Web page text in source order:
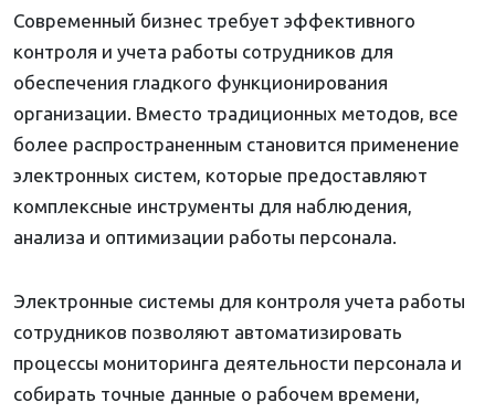
Современный бизнес требует эффективного
контроля и учета работы сотрудников для
обеспечения гладкого функционирования
организации. Вместо традиционных методов, все
более распространенным становится применение
электронных систем, которые предоставляют
комплексные инструменты для наблюдения,
анализа и оптимизации работы персонала.
Электронные системы для контроля учета работы
сотрудников позволяют автоматизировать
процессы мониторинга деятельности персонала и
собирать точные данные о рабочем времени,